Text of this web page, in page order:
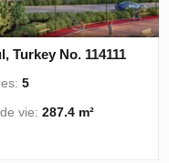
Turkey No. 114111
5
vie:287.4 m²